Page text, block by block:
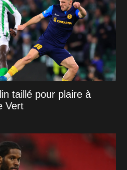
taillé pour plaire à
Vert